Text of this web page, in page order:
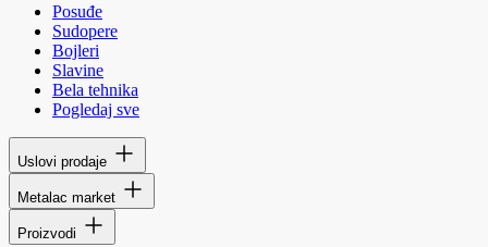
Posuđe
Sudopere
Bojleri
Slavine
Bela tehnika
Pogledaj sve
Uslovi prodaje
Metalac market
Proizvodi